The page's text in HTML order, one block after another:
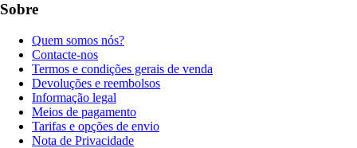
Sobre
Quem somos nós?
Contacte-nos
Termos e condições gerais de venda
Devoluções e reembolsos
Informação legal
Meios de pagamento
Tarifas e opções de envio
Nota de Privacidade